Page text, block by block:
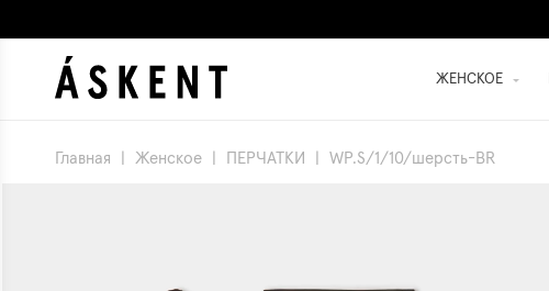
ЖЕНСКОЕ
Главная Женское ПЕРЧАТКИ WP.S/1/10/шерсть-BR